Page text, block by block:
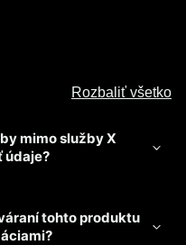
Rozbaliť všetko
mimo služby X
údaje?
tohto produktu